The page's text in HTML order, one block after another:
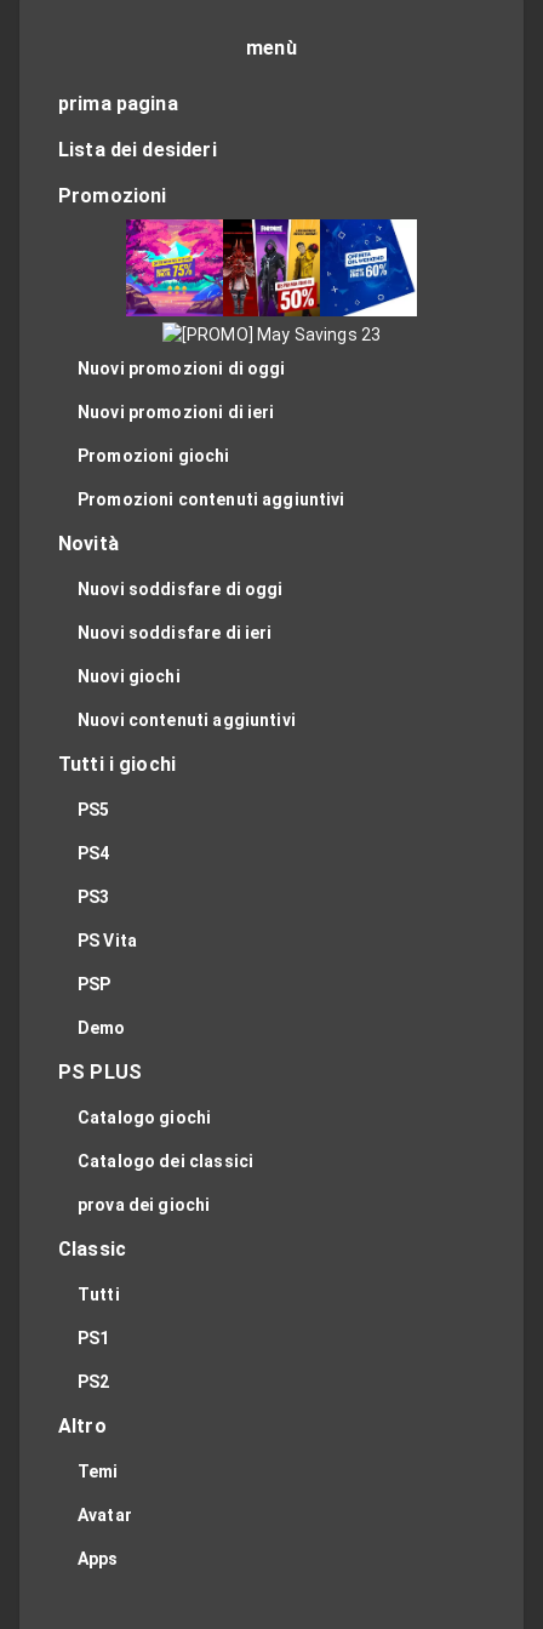
menù
prima pagina
Lista dei desideri
Promozioni
Nuovi promozioni di oggi
Nuovi promozioni di ieri
Promozioni giochi
Promozioni contenuti aggiuntivi
Novità
Nuovi soddisfare di oggi
Nuovi soddisfare di ieri
Nuovi giochi
Nuovi contenuti aggiuntivi
Tutti i giochi
PS5
PS4
PS3
PS Vita
PSP
Demo
PS PLUS
Catalogo giochi
Catalogo dei classici
prova dei giochi
Classic
Tutti
PS1
PS2
Altro
Temi
Avatar
Apps